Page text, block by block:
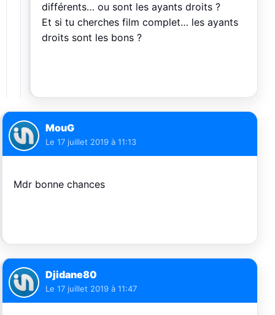
différents… ou sont les ayants droits ?
Et si tu cherches film complet… les ayants
droits sont les bons ?
MouG
Le 17 juillet 2019 à 11:13
Mdr bonne chances
Djidane80
Le 17 juillet 2019 à 11:47